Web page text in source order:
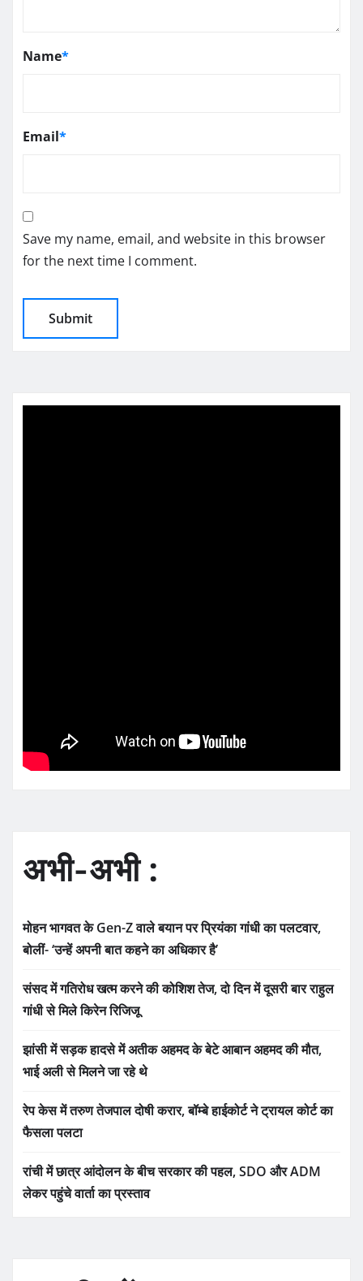
Name*
Email*
Save my name, email, and website in this browser
for the next time I comment.
अभी-अभी :
मोहन भागवत के Gen-Z वाले बयान पर प्रियंका गांधी का पलटवार,
बोलीं- ‘उन्हें अपनी बात कहने का अधिकार है’
संसद में गतिरोध खत्म करने की कोशिश तेज, दो दिन में दूसरी बार राहुल
गांधी से मिले किरेन रिजिजू
झांसी में सड़क हादसे में अतीक अहमद के बेटे आबान अहमद की मौत,
भाई अली से मिलने जा रहे थे
रेप केस में तरुण तेजपाल दोषी करार, बॉम्बे हाईकोर्ट ने ट्रायल कोर्ट का
फैसला पलटा
रांची में छात्र आंदोलन के बीच सरकार की पहल, SDO और ADM
लेकर पहुंचे वार्ता का प्रस्ताव